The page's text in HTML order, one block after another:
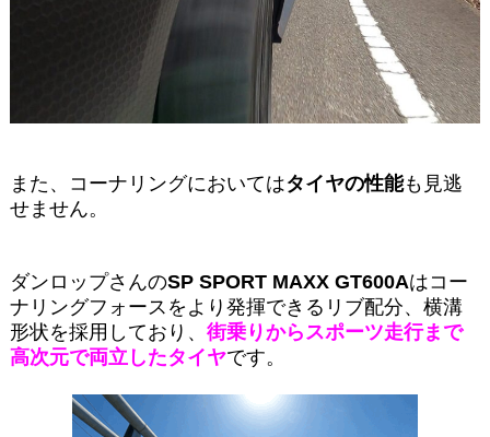
また、コーナリングにおいてはタイヤの性能も見逃
せません。
ダンロップさんのSP SPORT MAXX GT600Aはコー
ナリングフォースをより発揮できるリブ配分、横溝
形状を採用しており、 街乗りからスポーツ走行まで
高次元で両立したタイヤです。